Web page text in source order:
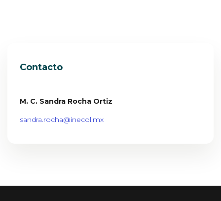
Contacto
M. C. Sandra Rocha Ortiz
sandra.rocha@inecol.mx